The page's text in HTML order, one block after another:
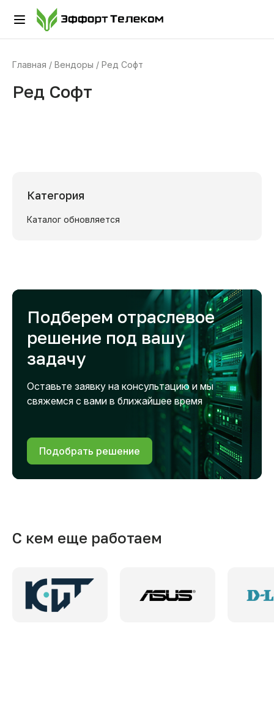
Главная Вендоры Ред Софт
Ред Софт
Категория
Каталог обновляется
Подберем отраслевое
решение под вашу
задачу
Оставьте заявку на консультацию и мы
свяжемся с вами в ближайшее время
Подобрать решение
С кем еще работаем